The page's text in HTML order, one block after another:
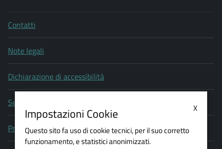
Contatti
Note legali
Dichiarazione di accessibilità
Segnala un problema di accessibilità
Privacy policy
X
Impostazioni Cookie
Questo sito fa uso di cookie tecnici, per il suo corretto
funzionamento, e statistici anonimizzati.